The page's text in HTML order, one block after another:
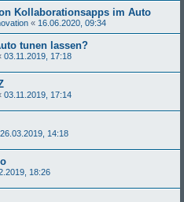
Kollaborationsapps im Auto
« 16.06.2020, 09:34
tunen lassen?
03.11.2019, 17:18
03.11.2019, 17:14
26.03.2019, 14:18
18:26